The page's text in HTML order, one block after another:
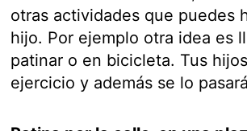
otras actividades que puedes
hijo. Por ejemplo otra idea es
patinar o en bicicleta. Tus
ejercicio y además se lo